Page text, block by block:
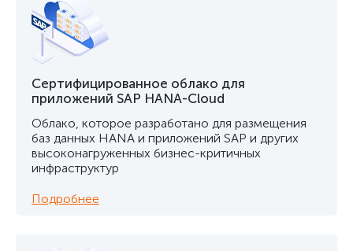
Сертифицированное облако для
приложений SAP HANA-Cloud
Облако, которое разработано для размещения
баз данных HANA и приложений SAP и других
высоконагруженных бизнес-критичных
инфраструктур
Подробнее